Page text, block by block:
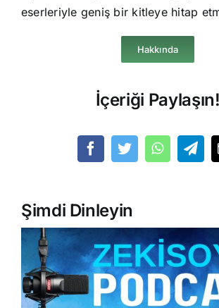
eserleriyle geniş bir kitleye hitap
Hakkında
İçeriği Paylaşın!
Şimdi Dinleyin